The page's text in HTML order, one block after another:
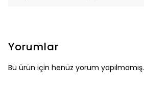
Yorumlar
Bu ürün için henüz yorum yapılmamış.